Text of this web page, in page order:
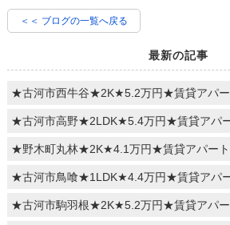
＜＜ ブログの一覧へ戻る
最新の記事
★古河市西牛谷★2K★5.2万円★賃貸アパ
★古河市高野★2LDK★5.4万円★賃貸アパ
★野木町丸林★2K★4.1万円★賃貸アパー
★古河市鳥喰★1LDK★4.4万円★賃貸アパ
★古河市駒羽根★2K★5.2万円★賃貸アパ